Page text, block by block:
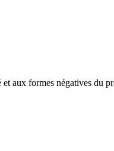
et aux formes négatives du